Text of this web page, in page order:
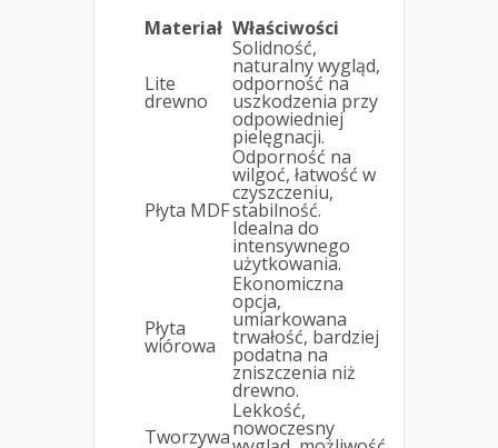
Materiał Właściwości
Lite
drewno
Solidność,
naturalny wygląd,
odporność na
uszkodzenia przy
odpowiedniej
pielęgnacji.
Płyta MDF
Odporność na
wilgoć, łatwość w
czyszczeniu,
stabilność.
Idealna do
intensywnego
użytkowania.
Płyta
wiórowa
Ekonomiczna
opcja,
umiarkowana
trwałość, bardziej
podatna na
zniszczenia niż
drewno.
Tworzywa
Lekkość,
nowoczesny